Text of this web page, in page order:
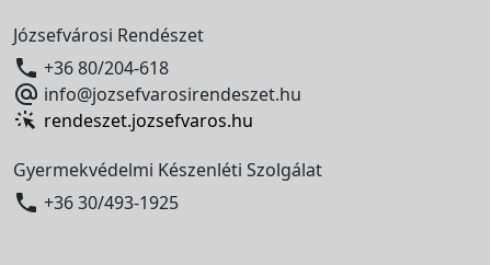
Józsefvárosi Rendészet
 +36 80/204-618
 info@jozsefvarosirendeszet.hu
rendeszet.jozsefvaros.hu
Gyermekvédelmi Készenléti Szolgálat
 +36 30/493-1925